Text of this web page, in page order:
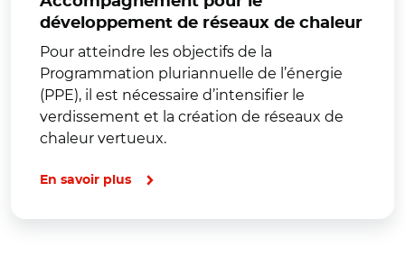
développement de réseaux de chaleur
Pour atteindre les objectifs de la
Programmation pluriannuelle de l’énergie
(PPE), il est nécessaire d’intensifier le
verdissement et la création de réseaux de
chaleur vertueux.
En savoir plus